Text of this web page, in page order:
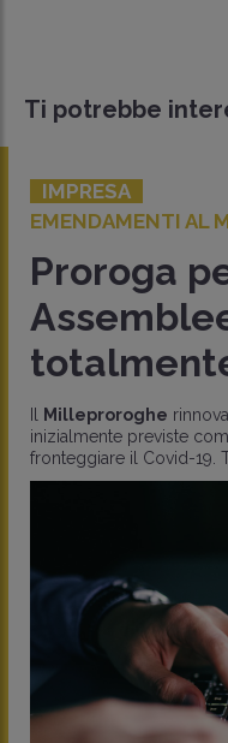
Ti potrebbe
AL
per
rinnova
previste come
il Covid-19. Tra